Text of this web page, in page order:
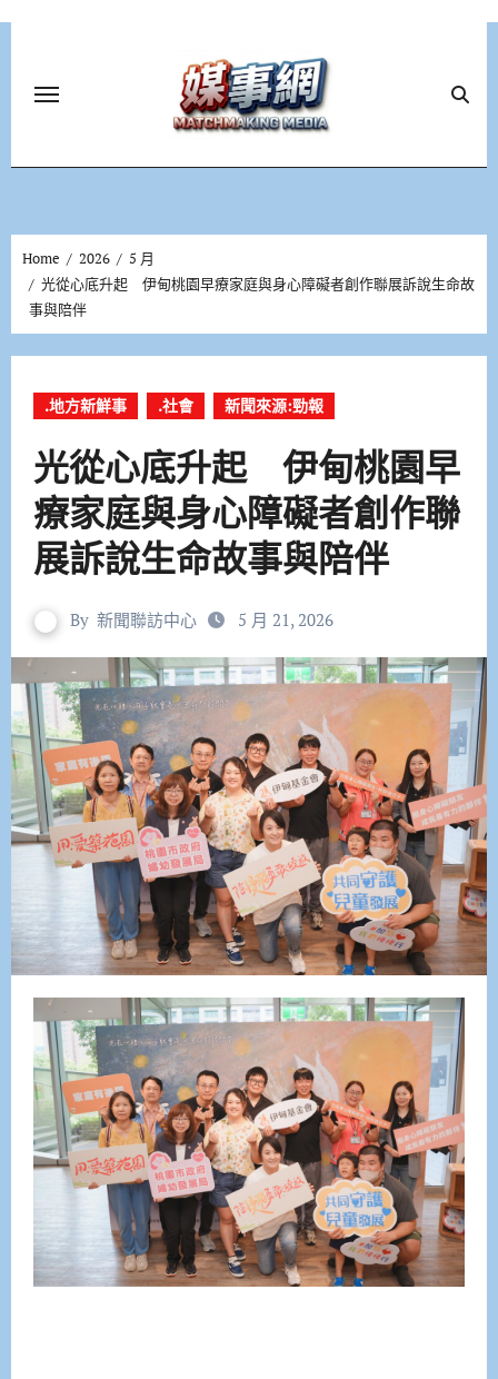
Home 2026
5 月
光從心底升起 伊甸桃園早療家庭與身心障礙者創作聯展訴說生命故
事與陪伴
.地方新鮮事 .社會 新聞來源:勁報
光從心底升起 伊甸桃園早
療家庭與身心障礙者創作聯
展訴說生命故事與陪伴
By 新聞聯訪中心 5 月 21, 2026